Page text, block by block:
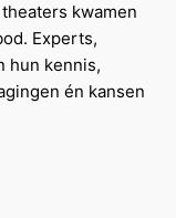
kwamen
Experts,
hun kennis,
én kansen